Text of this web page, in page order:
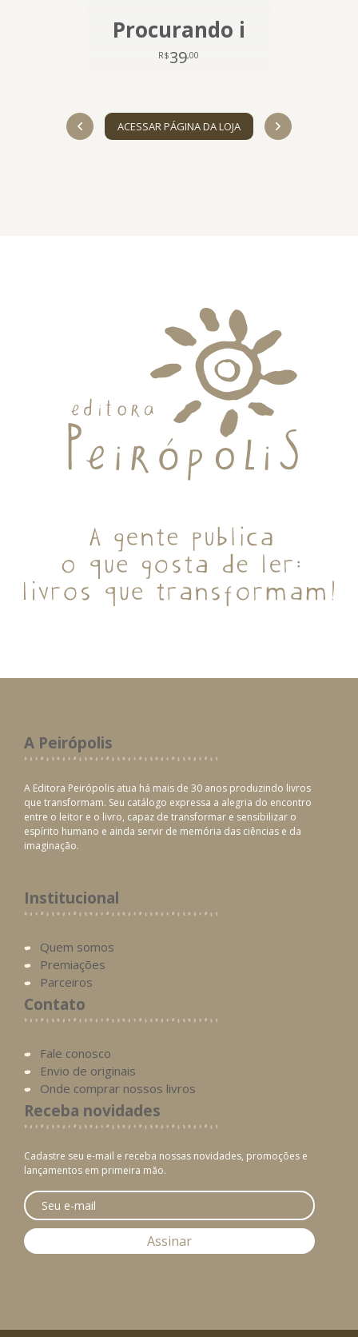
Procurando i
R$39,00
ACESSAR PÁGINA DA LOJA
A Peirópolis
A Editora Peirópolis atua há mais de 30 anos produzindo livros
que transformam. Seu catálogo expressa a alegria do encontro
entre o leitor e o livro, capaz de transformar e sensibilizar o
espírito humano e ainda servir de memória das ciências e da
imaginação.
Institucional
Quem somos
Premiações
Parceiros
Contato
Fale conosco
Envio de originais
Onde comprar nossos livros
Receba novidades
Cadastre seu e-mail e receba nossas novidades, promoções e
lançamentos em primeira mão.